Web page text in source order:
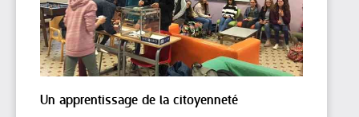
Un apprentissage de la citoyenneté